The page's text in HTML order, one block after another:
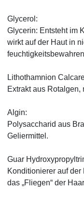
Glycerol:
Glycerin: Entsteht im
wirkt auf der Haut in
Lithothamnion
Extrakt aus Rotalgen,
Algin:
Polysaccharid aus
Geliermittel.
Guar
Konditionierer auf
das „Fliegen“ der